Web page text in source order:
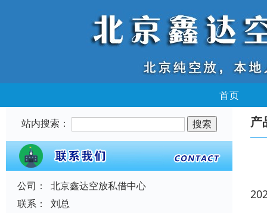
首页
站内搜索：
公司：
北京鑫达空放私借中心
联系：
刘总
产